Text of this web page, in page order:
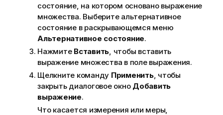
состояние, на котором основано выражение
множества. Выберите альтернативное
состояние в раскрывающемся меню
Альтернативное состояние.
Нажмите Вставить , чтобы вставить
выражение множества в поле выражения.
Щелкните команду Применить, чтобы
закрыть диалоговое окно Добавить
выражение.
Что касается измерения или меры,